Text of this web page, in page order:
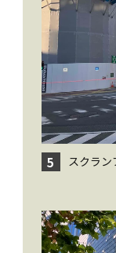
5 スクラン